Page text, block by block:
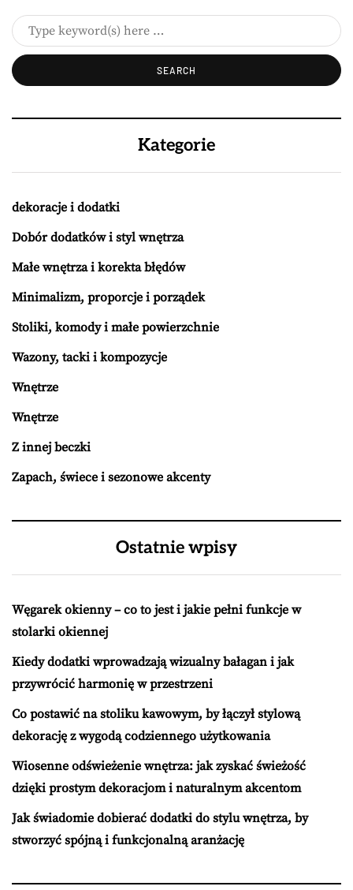
Kategorie
dekoracje i dodatki
Dobór dodatków i styl wnętrza
Małe wnętrza i korekta błędów
Minimalizm, proporcje i porządek
Stoliki, komody i małe powierzchnie
Wazony, tacki i kompozycje
Wnętrze
Wnętrze
Z innej beczki
Zapach, świece i sezonowe akcenty
Ostatnie wpisy
Węgarek okienny – co to jest i jakie pełni funkcje w
stolarki okiennej
Kiedy dodatki wprowadzają wizualny bałagan i jak
przywrócić harmonię w przestrzeni
Co postawić na stoliku kawowym, by łączył stylową
dekorację z wygodą codziennego użytkowania
Wiosenne odświeżenie wnętrza: jak zyskać świeżość
dzięki prostym dekoracjom i naturalnym akcentom
Jak świadomie dobierać dodatki do stylu wnętrza, by
stworzyć spójną i funkcjonalną aranżację